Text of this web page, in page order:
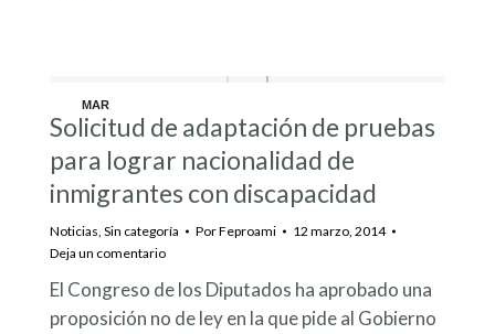
MAR
12
Solicitud de adaptación de pruebas
para lograr nacionalidad de
inmigrantes con discapacidad
Noticias, Sin categoría PorFeproami
12 marzo, 2014
Deja un comentario
El Congreso de los Diputados ha aprobado una
proposición no de ley en la que pide al Gobierno